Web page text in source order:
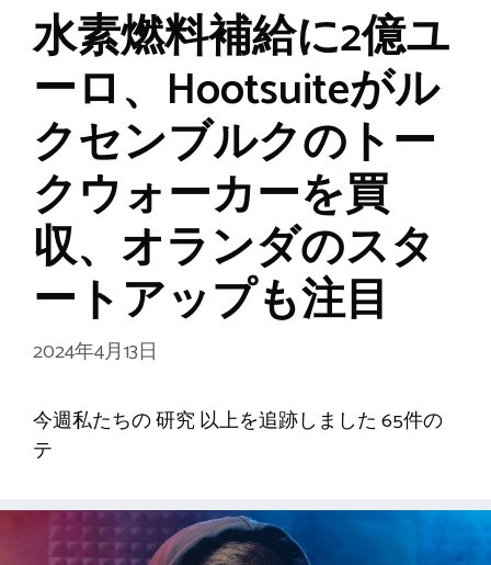
水素燃料補給に2億ユ
ーロ、Hootsuiteがル
クセンブルクのトー
クウォーカーを買
収、オランダのスタ
ートアップも注目
2024年4月13日
今週私たちの 研究 以上を追跡しました 65件の
テ